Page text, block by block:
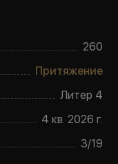
260
Притяжение
Литер 4
4 кв. 2026 г.
3/19